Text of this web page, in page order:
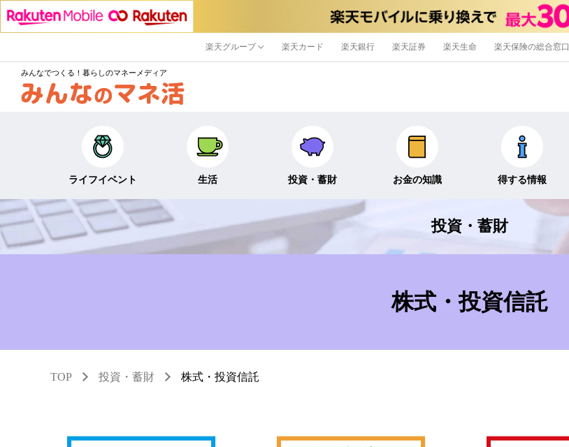
楽天グループ 楽天カード 楽天銀行 楽天証券 楽天生命 楽天保険の総合窓口
みんなでつくる！暮らしのマネーメディア
ライフイベント
キャリア・働き方
生活
キャッシュレス
投資・蓄財 お金の知識
経済キーワード
得する情報
ポイ活・節約術
投資・蓄財
株式・投資信託
TOP 投資・蓄財 株式・投資信託